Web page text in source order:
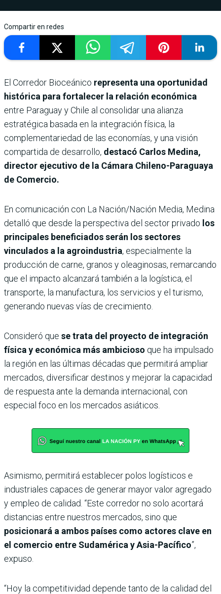
Compartir en redes
El Corredor Bioceánico representa una oportunidad
histórica para fortalecer la relación económica
entre Paraguay y Chile al consolidar una alianza
estratégica basada en la integración física, la
complementariedad de las economías, y una visión
compartida de desarrollo, destacó Carlos Medina,
director ejecutivo de la Cámara Chileno-Paraguaya
de Comercio.
En comunicación con La Nación/Nación Media, Medina
detalló que desde la perspectiva del sector privado los
principales beneficiados serán los sectores
vinculados a la agroindustria, especialmente la
producción de carne, granos y oleaginosas, remarcando
que el impacto alcanzará también a la logística, el
transporte, la manufactura, los servicios y el turismo,
generando nuevas vías de crecimiento.
Consideró que se trata del proyecto de integración
física y económica más ambicioso que ha impulsado
la región en las últimas décadas que permitirá ampliar
mercados, diversificar destinos y mejorar la capacidad
de respuesta ante la demanda internacional, con
especial foco en los mercados asiáticos.
Asimismo, permitirá establecer polos logísticos e
industriales capaces de generar mayor valor agregado
y empleo de calidad. “Este corredor no solo acortará
distancias entre nuestros mercados, sino que
posicionará a ambos países como actores clave en
el comercio entre Sudamérica y Asia-Pacífico”,
expuso.
“Hoy la competitividad depende tanto de la calidad del